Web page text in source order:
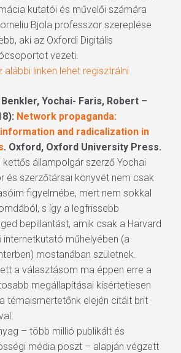
kutatói és művelői számára
Bjola professzor szereplése
aki az Oxfordi Digitális
vezeti.
alábbi linken lehet regisztrálni
Benkler, Yochai- Faris, Robert –
Network propaganda:
and radicalization in
. Oxford, Oxford University Press.
kettős állampolgár szerző Yochai
és szerzőtársai könyvét nem csak
figyelmébe, mert nem sokkal
s így a legfrissebb
bepillantást, amik csak a Harvard
internetkutató műhelyében (a
mostanában születnek.
a választásom ma éppen erre a
megállapításai kísértetiesen
témaismertetőnk elején citált brit
– több millió publikált és
média poszt – alapján végzett